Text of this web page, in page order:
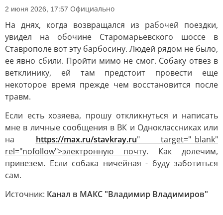
2 июня 2026, 17:57 Официально
На днях, когда возвращался из рабочей поездки,
увидел на обочине Старомарьевского шоссе в
Ставрополе вот эту барбосину. Людей рядом не было,
ее явно сбили. Пройти мимо не смог. Собаку отвез в
ветклинику, ей там предстоит провести еще
некоторое время прежде чем восстановится после
травм.
Если есть хозяева, прошу откликнуться и написать
мне в личные сообщения в ВК и Одноклассниках или
на https://max.ru/stavkray.ru" target="_blank"
rel="nofollow">электронную почту. Как долечим,
привезем. Если собака ничейная - буду заботиться
сам.
Источник: Канал в МАКС "Владимир Владимиров"